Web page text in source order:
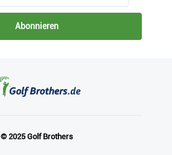
Abonnieren
© 2025 Golf Brothers